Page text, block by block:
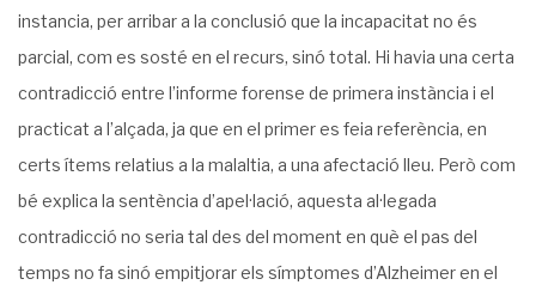
instancia, per arribar a la conclusió que la incapacitat no és
parcial, com es sosté en el recurs, sinó total. Hi havia una certa
contradicció entre l’informe forense de primera instància i el
practicat a l’alçada, ja que en el primer es feia referència, en
certs ítems relatius a la malaltia, a una afectació lleu. Però com
bé explica la sentència d’apel·lació, aquesta al·legada
contradicció no seria tal des del moment en què el pas del
temps no fa sinó empitjorar els símptomes d’Alzheimer en el